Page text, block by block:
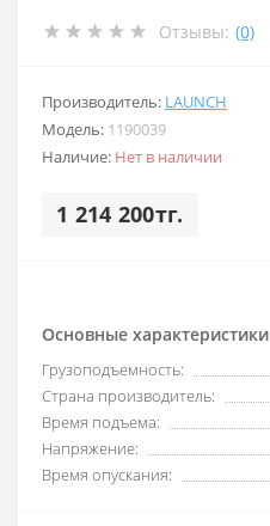
Отзывы: (0)
Производитель: LAUNCH
Модель: 1190039
Наличие: Нет в наличии
1 214 200тг.
Основные характеристики
Грузоподъемность:
Страна производитель:
Время подъема:
Напряжение:
Время опускания: